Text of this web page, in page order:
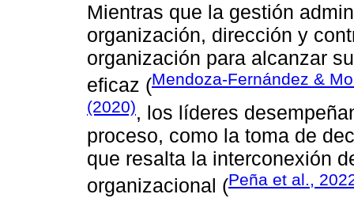
Mientras que la gestión
organización, dirección y
organización para alcanzar
eficaz (Mendoza-Fernández &
(2020), los líderes
proceso, como la toma de
que resalta la interconexión
organizacional (Peña et al.,